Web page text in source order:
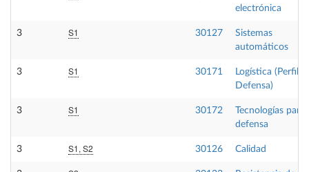
electrónica
3 S1 30127
Sistemas
automáticos
3 S1 30171
Logística (Perfil
Defensa)
3 S1 30172
Tecnologías para
defensa
3 S1, S2 30126 Calidad